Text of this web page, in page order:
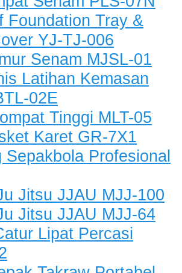
Foundation Tray &
YJ-TJ-006
Senam MJSL-01
Latihan Kemasan
02E
Tinggi MLT-05
Karet GR-7X1
Sepakbola Profesional
Jitsu JJAU MJJ-100
Jitsu JJAU MJJ-64
Lipat Percasi